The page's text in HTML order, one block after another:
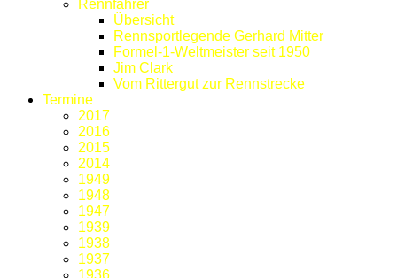
Rennfahrer
Übersicht
Rennsportlegende Gerhard Mitter
Formel-1-Weltmeister seit 1950
Jim Clark
Vom Rittergut zur Rennstrecke
Termine
2017
2016
2015
2014
1949
1948
1947
1939
1938
1937
1936